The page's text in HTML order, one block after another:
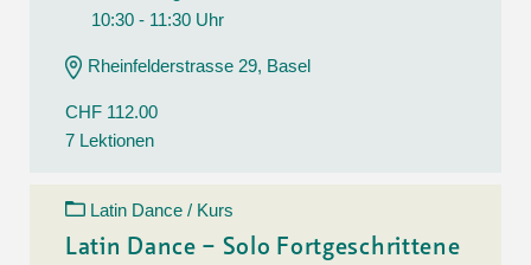
10:30 - 11:30 Uhr
Rheinfelderstrasse 29, Basel
CHF 112.00
7 Lektionen
Latin Dance / Kurs
Latin Dance – Solo Fortgeschrittene